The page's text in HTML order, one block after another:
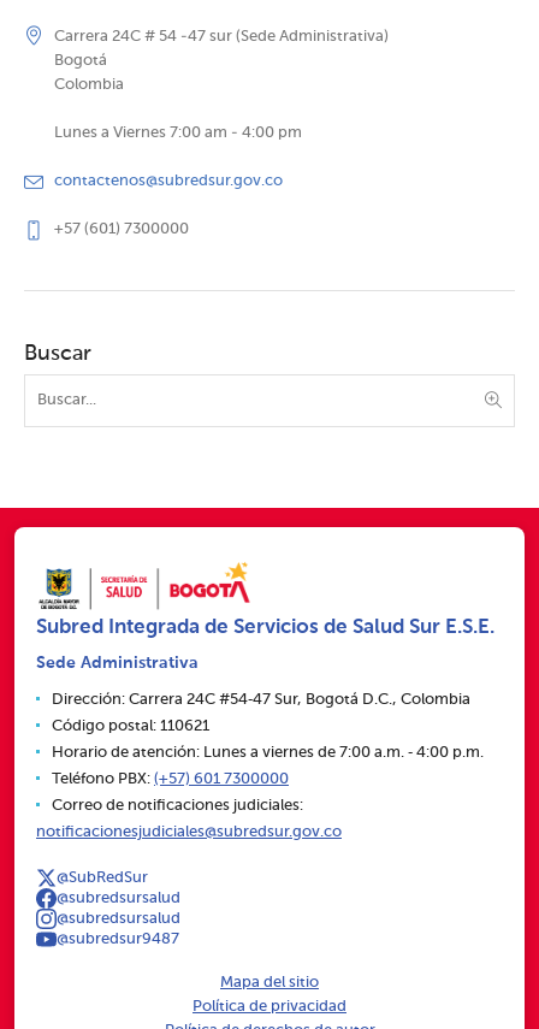
Carrera 24C # 54 -47 sur (Sede Administrativa)
Bogotá
Colombia
Lunes a Viernes 7:00 am - 4:00 pm
contactenos@subredsur.gov.co
+57 (601) 7300000
Buscar
Subred Integrada de Servicios de Salud Sur E.S.E.
Sede Administrativa
Dirección: Carrera 24C #54‑47 Sur, Bogotá D.C., Colombia
Código postal: 110621
Horario de atención: Lunes a viernes de 7:00 a.m. ‑ 4:00 p.m.
Teléfono PBX: (+57) 601 7300000
Correo de notificaciones judiciales:
notificacionesjudiciales@subredsur.gov.co
@SubRedSur
@subredsursalud
@subredsursalud
@subredsur9487
Mapa del sitio
Política de privacidad